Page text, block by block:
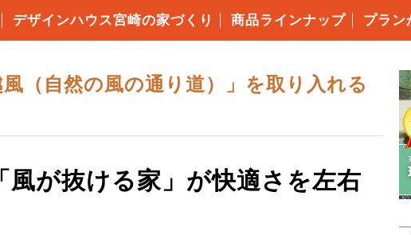
デザインハウス宮崎の家づくり 商品ラインナップ プラン
（自然の風の通り道）」を取り入れる
風が抜ける家」が快適さを左右